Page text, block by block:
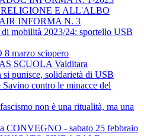
E ALL'ALBO
INFORMA N. 3
mobilità 2023/24: sportello USB
marzo sciopero
SCUOLA Valditara
punisce, solidarietà di USB
Savino contro le minacce del
non è una ritualità, ma una
CONVEGNO - sabato 25 febbraio